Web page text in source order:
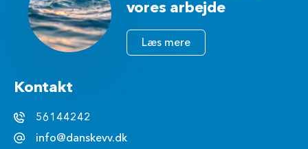
vores arbejde
Læs mere
Kontakt
56144242
info@danskevv.dk